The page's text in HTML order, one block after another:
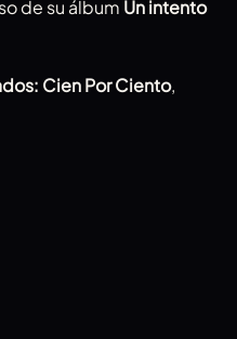
de su álbum Un intento
Cien Por Ciento,